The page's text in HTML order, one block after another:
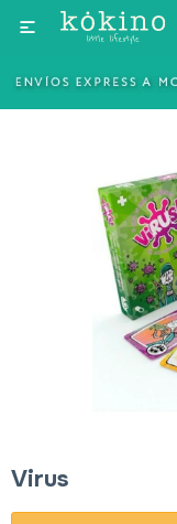

Virus